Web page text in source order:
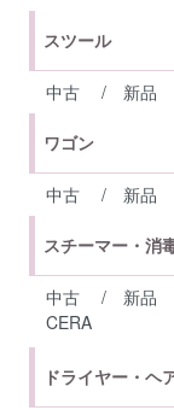
スツール
中古 / 新品
ワゴン
中古 / 新品
スチーマー・消
中古 /
新品
CERA
ドライヤー・ヘ